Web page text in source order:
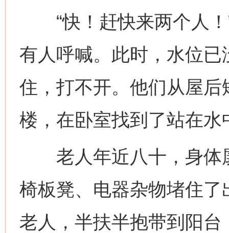
“快！赶快来两个人！
有人呼喊。此时，水位
住，打不开。他们从屋
楼，在卧室找到了站在
老人年近八十，身体
椅板凳、电器杂物堵住
老人，半扶半抱带到阳